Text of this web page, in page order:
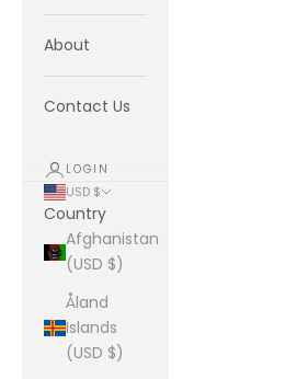
About
Contact Us
LOGIN
USD $
Country
Afghanistan
(USD $)
Åland
Islands
(USD $)